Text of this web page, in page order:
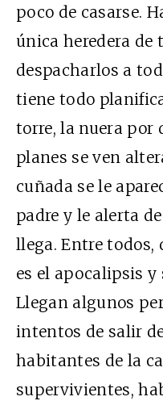
poco de casarse.
única heredera de
despacharlos a
tiene todo
torre, la nuera por
planes se ven
cuñada se le
padre y le alerta
llega. Entre todos,
es el apocalipsis y
Llegan algunos
intentos de salir
habitantes de la
supervivientes,